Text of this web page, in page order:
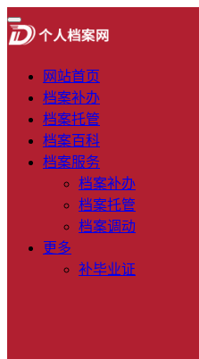
网站首页
档案补办
档案托管
档案百科
档案服务
档案补办
档案托管
档案调动
更多
补毕业证